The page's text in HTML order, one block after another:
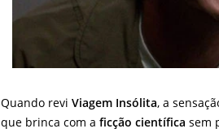
Quando reviViagem Insólita, a
que brinca com aficção científica sem